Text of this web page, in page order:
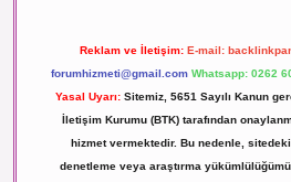
Reklam ve İletişim: E-mail:
forumhizmeti@gmail.com Whatsapp: 0262
Yasal Uyarı: Sitemiz, 5651 Sayılı Kanun
İletişim Kurumu (BTK) tarafından
hizmet vermektedir. Bu nedenle,
denetleme veya araştırma